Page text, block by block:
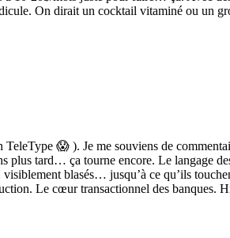
On dirait un cocktail vitaminé ou un
😱 ). Je me souviens de
plus tard… ça tourne encore. Le langage
blasés… jusqu’à ce qu’ils
Le cœur transactionnel des